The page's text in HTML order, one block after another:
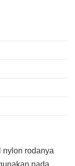
nylon rodanya
pada